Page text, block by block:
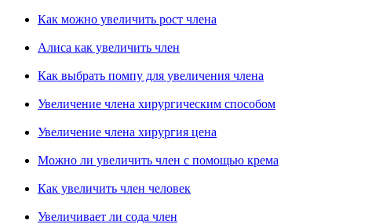
Как можно увеличить рост члена
Алиса как увеличить член
Как выбрать помпу для увеличения члена
Увеличение члена хирургическим способом
Увеличение члена хирургия цена
Можно ли увеличить член с помощью крема
Как увеличить член человек
Увеличивает ли сода член